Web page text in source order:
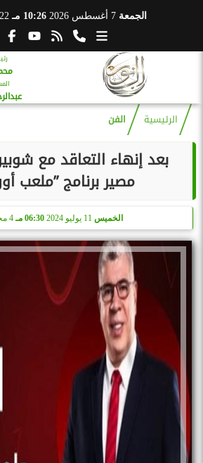
الجمعة 7 أغسطس 2026 10:26 مـ 22 صفر 1448
الرئيسية الفن
بعد إنهاء التعاقد مع
مصير برنامج ”ملعب
الخميس 06:30 مـ 4 محرّم 1446